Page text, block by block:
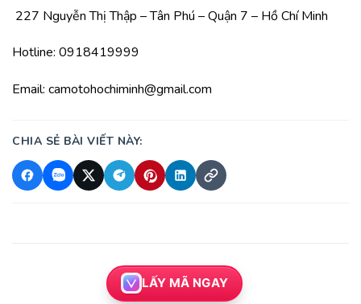
227 Nguyễn Thị Thập – Tân Phú – Quận 7 – Hồ Chí Minh
Hotline: 0918419999
Email: camotohochiminh@gmail.com
CHIA SẺ BÀI VIẾT NÀY:
LẤY MÃ NGAY